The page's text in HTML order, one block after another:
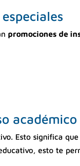
promociones de
académico
Esto significa
esto te